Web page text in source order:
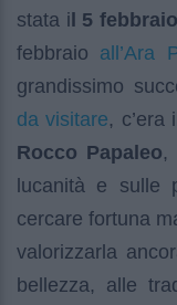
stata il 5
febbraio all’Ara
grandissimo
da visitare, c’era
Rocco Papaleo,
lucanità e sulle
cercare fortuna
valorizzarla
bellezza, alle